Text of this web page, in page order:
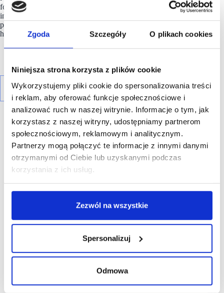
Zgoda Szczegóły O plikach cookies
Niniejsza strona korzysta z plików cookie
Wykorzystujemy pliki cookie do spersonalizowania treści
i reklam, aby oferować funkcje społecznościowe i
analizować ruch w naszej witrynie. Informacje o tym, jak
korzystasz z naszej witryny, udostępniamy partnerom
społecznościowym, reklamowym i analitycznym.
Partnerzy mogą połączyć te informacje z innymi danymi
otrzymanymi od Ciebie lub uzyskanymi podczas
korzystania z ich usług.
Zezwól na wszystkie
Spersonalizuj
Odmowa
formatu codziennych zakupów napędza suburbanizacja i nowe
inwestycje mieszkaniowe na obrzeżach miast. To dla
porównania kolejne 250 tys. m kw. tego typu obiektów
handlowych w latach 2023-2025.
R E K L A M A